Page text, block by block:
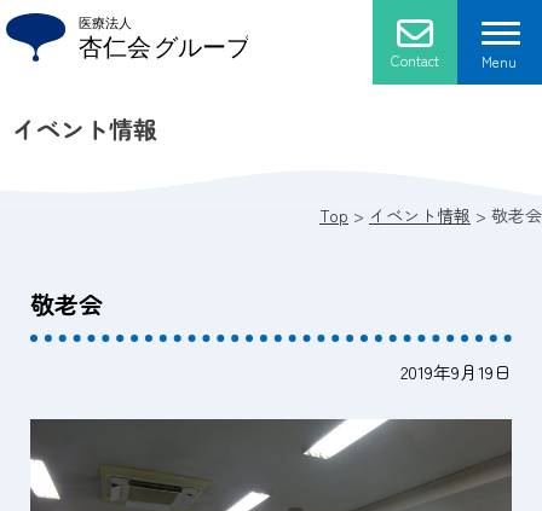
Skip
to
content
Contact Menu
杏仁会について
プライバシーポリシー
通所リハビリテーション
医療法人 杏仁会 おかだ歯科クリニック
イベント情報
Top > イベント情報 > 敬老会
敬老会
2019年9月19日